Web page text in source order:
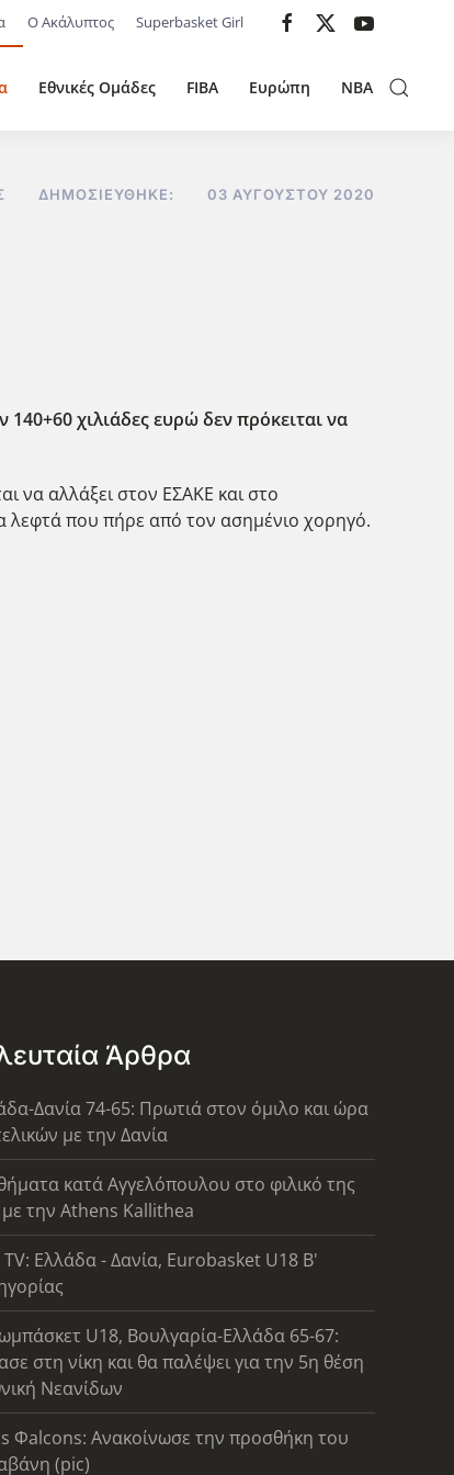
Ο Ακάλυπτος Superbasket Girl
Εθνικές Ομάδες FIBA Ευρώπη NBA
ΔΗΜΟΣΙΕΎΘΗΚΕ: 03 ΑΥΓΟΎΣΤΟΥ 2020
140+60 χιλιάδες ευρώ δεν πρόκειται να
να αλλάξει στον ΕΣΑΚΕ και στο
λεφτά που πήρε από τον ασημένιο χορηγό.
Άρθρα
Δανία 74-65: Πρωτιά στον όμιλο και ώρα
με την Δανία
κατά Αγγελόπουλου στο φιλικό της
την Athens Kallithea
TV: Ελλάδα - Δανία, Eurobasket U18 Β'
U18, Βουλγαρία-Ελλάδα 65-67:
στη νίκη και θα παλέψει για την 5η θέση
Νεανίδων
Φalcons: Ανακοίνωσε την προσθήκη του
(pic)